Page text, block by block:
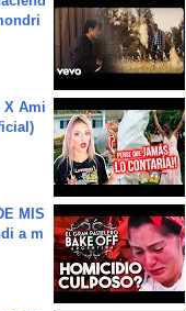
X Ami
MIS
a m